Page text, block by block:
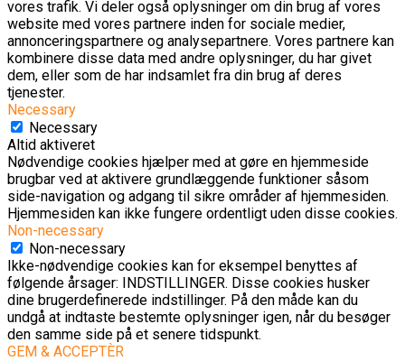
vores trafik. Vi deler også oplysninger om din brug af vores
website med vores partnere inden for sociale medier,
annonceringspartnere og analysepartnere. Vores partnere kan
kombinere disse data med andre oplysninger, du har givet
dem, eller som de har indsamlet fra din brug af deres
tjenester.
Necessary
Necessary
Altid aktiveret
Nødvendige cookies hjælper med at gøre en hjemmeside
brugbar ved at aktivere grundlæggende funktioner såsom
side-navigation og adgang til sikre områder af hjemmesiden.
Hjemmesiden kan ikke fungere ordentligt uden disse cookies.
Non-necessary
Non-necessary
Ikke-nødvendige cookies kan for eksempel benyttes af
følgende årsager: INDSTILLINGER. Disse cookies husker
dine brugerdefinerede indstillinger. På den måde kan du
undgå at indtaste bestemte oplysninger igen, når du besøger
den samme side på et senere tidspunkt.
GEM & ACCEPTÈR